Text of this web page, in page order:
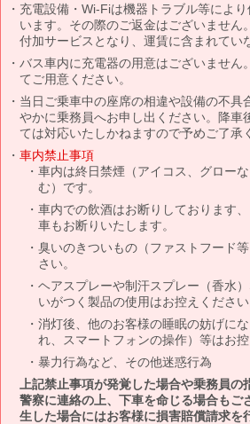
充電設備・Wi-Fiは機器トラブル等によ
います。その際のご返金はございません
付加サービスとなり、運賃に含まれてい
バス車内に充電器の用意はございません
てご用意ください。
当日ご乗車中の座席の相違や設備の不具
やかに乗務員へお申し出ください。降車
ては対応いたしかねますので予めご了承
車内禁止事項
車内は終日禁煙（アイコス、グロー
む）です。
車内での飲酒はお断りしております
車もお断りいたします。
臭いのきついもの（ファストフード
さい。
ヘアスプレーや制汗スプレー（香水
いがつく製品の使用はお控えください
消灯後、他のお客様の睡眠の妨げに
れ、スマートフォンの操作）等はお控
暴力行為など、その他迷惑行為
上記禁止事項が発覚した場合や乗務員の
警察に連絡の上、下車を命じる場合もご
生した場合にはお客様に損害賠償請求を